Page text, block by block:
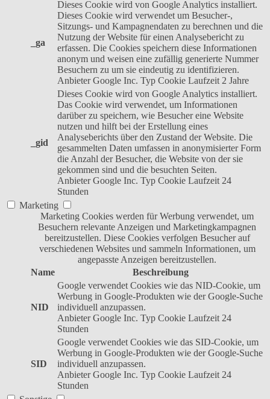
_ga
Dieses Cookie wird von Google Analytics installiert.
Dieses Cookie wird verwendet um Besucher-,
Sitzungs- und Kampagnendaten zu berechnen und die
Nutzung der Website für einen Analysebericht zu
erfassen. Die Cookies speichern diese Informationen
anonym und weisen eine zufällig generierte Nummer
Besuchern zu um sie eindeutig zu identifizieren.
Anbieter Google Inc. Typ Cookie Laufzeit 2 Jahre
_gid
Dieses Cookie wird von Google Analytics installiert.
Das Cookie wird verwendet, um Informationen
darüber zu speichern, wie Besucher eine Website
nutzen und hilft bei der Erstellung eines
Analyseberichts über den Zustand der Website. Die
gesammelten Daten umfassen in anonymisierter Form
die Anzahl der Besucher, die Website von der sie
gekommen sind und die besuchten Seiten.
Anbieter Google Inc. Typ Cookie Laufzeit 24
Stunden
Marketing
Marketing Cookies werden für Werbung verwendet, um
Besuchern relevante Anzeigen und Marketingkampagnen
bereitzustellen. Diese Cookies verfolgen Besucher auf
verschiedenen Websites und sammeln Informationen, um
angepasste Anzeigen bereitzustellen.
Name
Beschreibung
NID
Google verwendet Cookies wie das NID-Cookie, um
Werbung in Google-Produkten wie der Google-Suche
individuell anzupassen.
Anbieter Google Inc. Typ Cookie Laufzeit 24
Stunden
SID
Google verwendet Cookies wie das SID-Cookie, um
Werbung in Google-Produkten wie der Google-Suche
individuell anzupassen.
Anbieter Google Inc. Typ Cookie Laufzeit 24
Stunden